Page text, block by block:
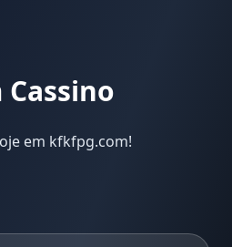
em kfkfpg.com!